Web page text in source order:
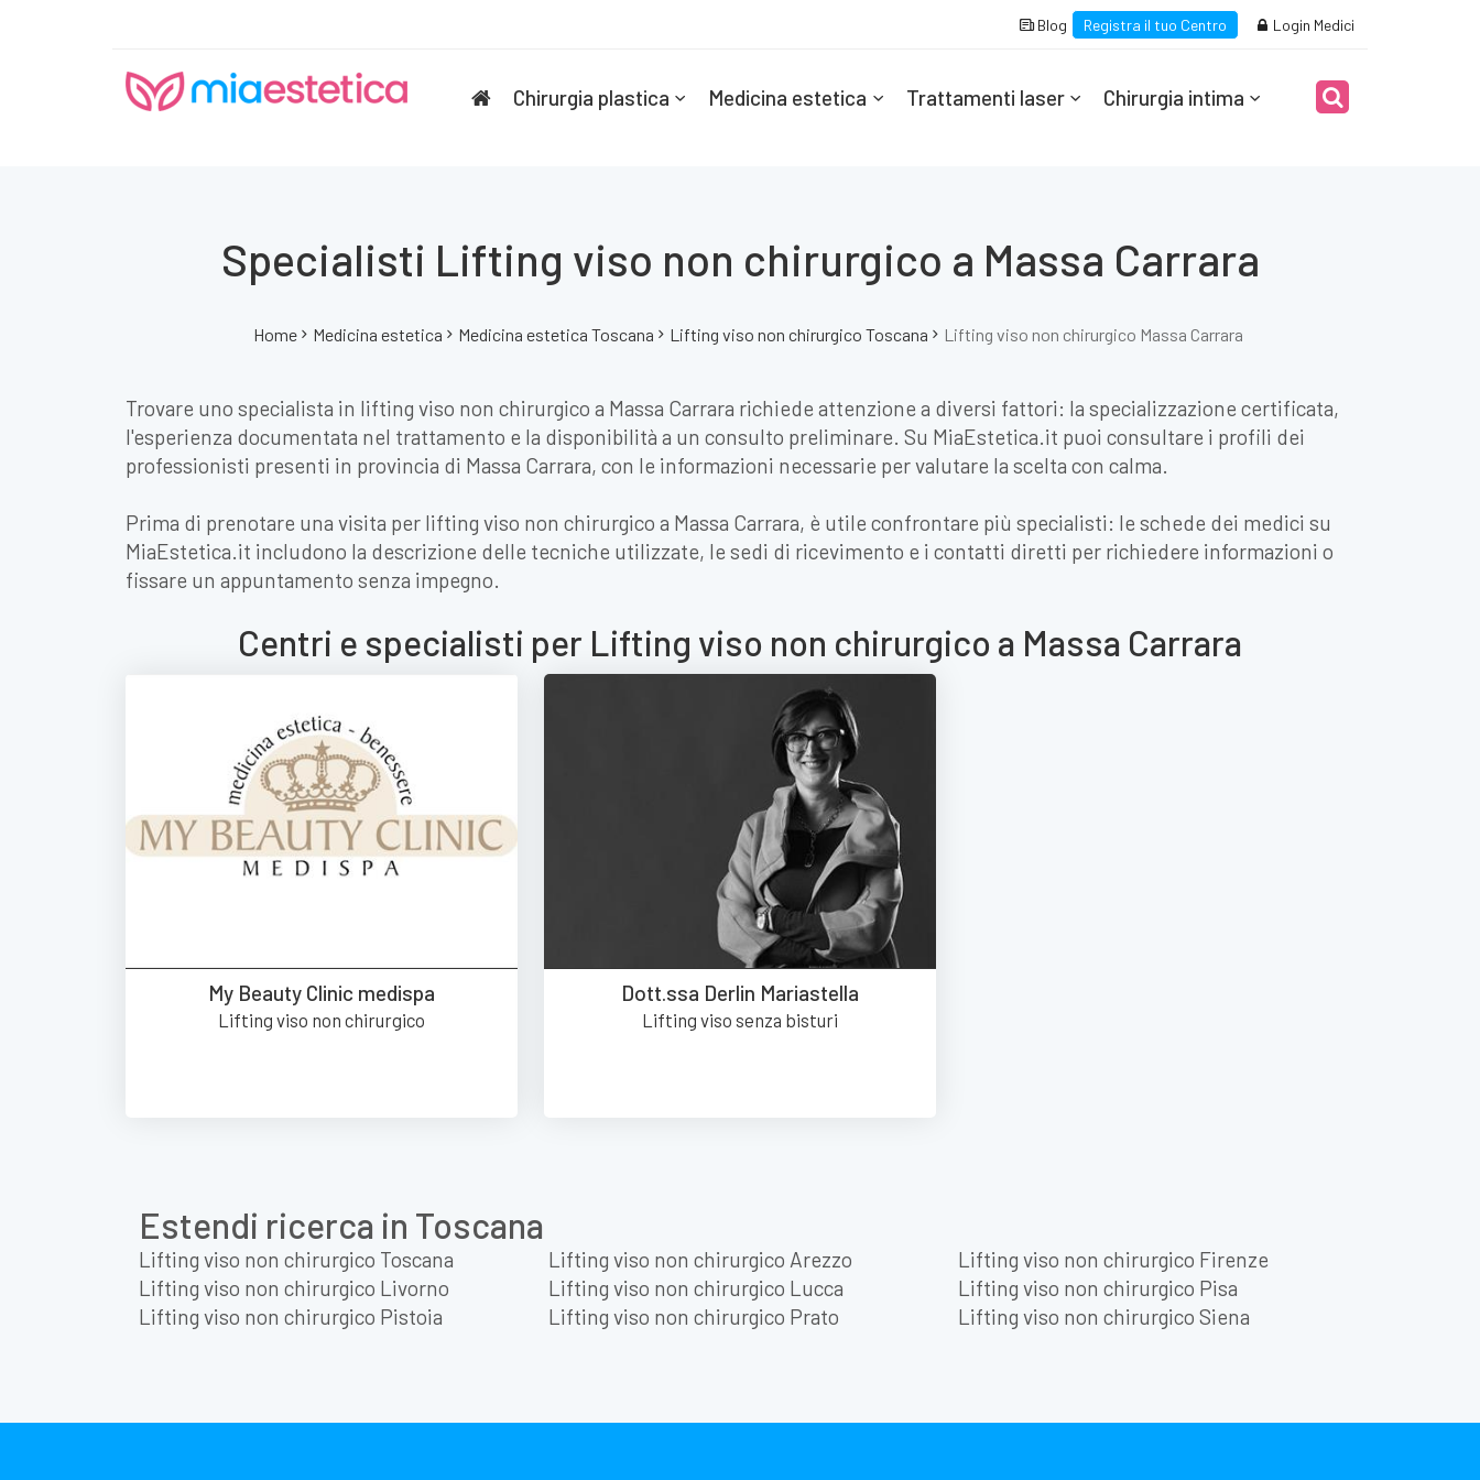
Blog Registra il tuo Centro Login Medici
Chirurgia plastica Medicina estetica Trattamenti laser Chirurgia intima
Specialisti Lifting viso non chirurgico a Massa Carrara
Home Medicina estetica Medicina estetica Toscana Lifting viso non chirurgico Toscana Lifting viso non chirurgico Massa Carrara
Trovare uno specialista in lifting viso non chirurgico a Massa Carrara richiede attenzione a diversi fattori: la specializzazione certificata,
l'esperienza documentata nel trattamento e la disponibilità a un consulto preliminare. Su MiaEstetica.it puoi consultare i profili dei
professionisti presenti in provincia di Massa Carrara, con le informazioni necessarie per valutare la scelta con calma.
Prima di prenotare una visita per lifting viso non chirurgico a Massa Carrara, è utile confrontare più specialisti: le schede dei medici su
MiaEstetica.it includono la descrizione delle tecniche utilizzate, le sedi di ricevimento e i contatti diretti per richiedere informazioni o
fissare un appuntamento senza impegno.
Centri e specialisti per Lifting viso non chirurgico a Massa Carrara
My Beauty Clinic medispa
Lifting viso non chirurgico
Dott.ssa Derlin Mariastella
Lifting viso senza bisturi
Estendi ricerca in Toscana
Lifting viso non chirurgico Toscana Lifting viso non chirurgico Arezzo
Lifting viso non chirurgico Firenze
Lifting viso non chirurgico Livorno
Lifting viso non chirurgico Lucca
Lifting viso non chirurgico Pisa
Lifting viso non chirurgico Pistoia
Lifting viso non chirurgico Prato Lifting viso non chirurgico Siena